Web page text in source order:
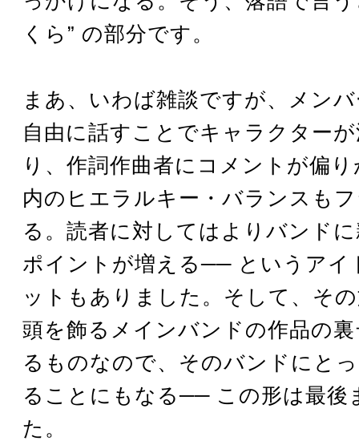
くら” の部分です。
まあ、いわば雑談ですが、メン
自由に話すことでキャラクター
り、作詞作曲者にコメントが偏
内のヒエラルキー・バランスも
る。読者に対してはよりバンド
ポイントが増える── というアイ
ットもありました。そして、そ
頭を飾るメインバンドの作品の
るものなので、そのバンドにと
ることにもなる── この形は最後
た。